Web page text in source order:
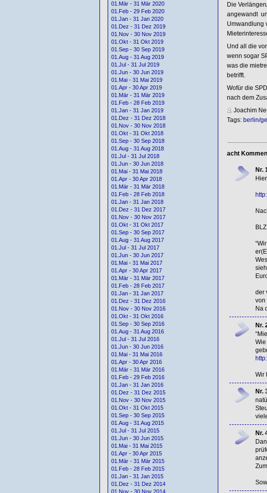
01.Mär - 31 Mär 2020
01.Feb - 29 Feb 2020
01.Jan - 31 Jan 2020
01.Dez - 31 Dez 2019
01.Nov - 30 Nov 2019
01.Okt - 31 Okt 2019
01.Sep - 30 Sep 2019
01.Aug - 31 Aug 2019
01.Jul - 31 Jul 2019
01.Jun - 30 Jun 2019
01.Mai - 31 Mai 2019
01.Apr - 30 Apr 2019
01.Mär - 31 Mär 2019
01.Feb - 28 Feb 2019
01.Jan - 31 Jan 2019
01.Dez - 31 Dez 2018
01.Nov - 30 Nov 2018
01.Okt - 31 Okt 2018
01.Sep - 30 Sep 2018
01.Aug - 31 Aug 2018
01.Jul - 31 Jul 2018
01.Jun - 30 Jun 2018
01.Mai - 31 Mai 2018
01.Apr - 30 Apr 2018
01.Mär - 31 Mär 2018
01.Feb - 28 Feb 2018
01.Jan - 31 Jan 2018
01.Dez - 31 Dez 2017
01.Nov - 30 Nov 2017
01.Okt - 31 Okt 2017
01.Sep - 30 Sep 2017
01.Aug - 31 Aug 2017
01.Jul - 31 Jul 2017
01.Jun - 30 Jun 2017
01.Mai - 31 Mai 2017
01.Apr - 30 Apr 2017
01.Mär - 31 Mär 2017
01.Feb - 28 Feb 2017
01.Jan - 31 Jan 2017
01.Dez - 31 Dez 2016
01.Nov - 30 Nov 2016
01.Okt - 31 Okt 2016
01.Sep - 30 Sep 2016
01.Aug - 31 Aug 2016
01.Jul - 31 Jul 2016
01.Jun - 30 Jun 2016
01.Mai - 31 Mai 2016
01.Apr - 30 Apr 2016
01.Mär - 31 Mär 2016
01.Feb - 29 Feb 2016
01.Jan - 31 Jan 2016
01.Dez - 31 Dez 2015
01.Nov - 30 Nov 2015
01.Okt - 31 Okt 2015
01.Sep - 30 Sep 2015
01.Aug - 31 Aug 2015
01.Jul - 31 Jul 2015
01.Jun - 30 Jun 2015
01.Mai - 31 Mai 2015
01.Apr - 30 Apr 2015
01.Mär - 31 Mär 2015
01.Feb - 28 Feb 2015
01.Jan - 31 Jan 2015
01.Dez - 31 Dez 2014
01.Nov - 30 Nov 2014
Die
angewandt
Umwandlung
Und all die
wenn sogar
was die
betrifft.
Wofür die
nach dem
Joachim
Tags: berlin/
acht
Nr.
BLZ
der
von
Na
Nr.
Wir
Nr.
Nr.